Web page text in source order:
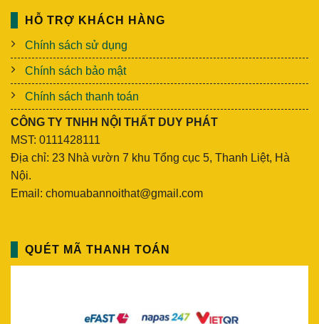
HỖ TRỢ KHÁCH HÀNG
Chính sách sử dụng
Chính sách bảo mật
Chính sách thanh toán
CÔNG TY TNHH NỘI THẤT DUY PHÁT
MST: 0111428111
Địa chỉ: 23 Nhà vườn 7 khu Tổng cục 5, Thanh Liệt, Hà
Nội.
Email: chomuabannoithat@gmail.com
QUÉT MÃ THANH TOÁN